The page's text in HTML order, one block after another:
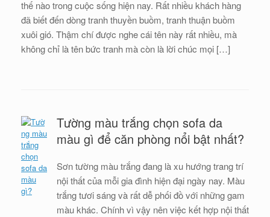
thế nào trong cuộc sống hiện nay. Rất nhiều khách hàng
đã biết đến dòng tranh thuyền buồm, tranh thuận buồm
xuôi gió. Thậm chí được nghe cái tên này rất nhiều, mà
không chỉ là tên bức tranh mà còn là lời chúc mọi […]
Tường màu trắng chọn sofa da
màu gì để căn phòng nổi bật nhất?
Sơn tường màu trắng đang là xu hướng trang trí
nội thất của mỗi gia đình hiện đại ngày nay. Màu
trắng tươi sáng và rất dễ phối đồ với những gam
màu khác. Chính vì vậy nên việc kết hợp nội thất